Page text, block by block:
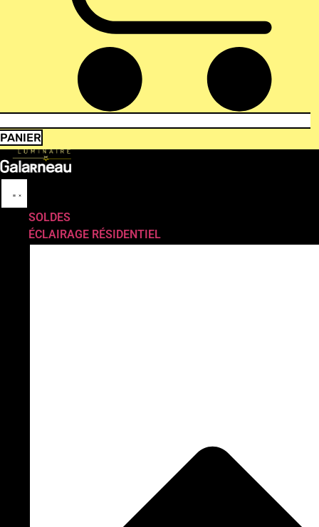
PANIER
SOLDES
ÉCLAIRAGE RÉSIDENTIEL